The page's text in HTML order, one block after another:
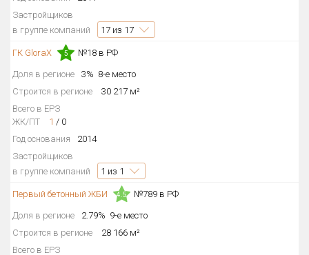
Застройщиков
в группе компаний
17 из 17
ГК GloraX 5 №18 в РФ
Доля в регионе 3% 8-е место
Строится в регионе
30 217 м²
Всего в ЕРЗ
ЖК/ПТ
1 / 0
Год основания
2014
Застройщиков
в группе компаний
1 из 1
Первый бетонный ЖБИ 4.5 №789 в РФ
Доля в регионе 2.79% 9-е место
Строится в регионе
28 166 м²
Всего в ЕРЗ